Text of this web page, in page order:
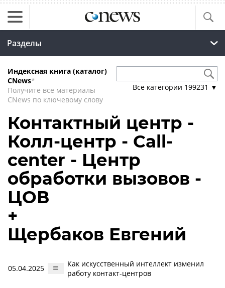
Разделы
Индексная книга (каталог)
CNews*
Получите все материалы
CNews по ключевому слову
Все категории 199231 ▼
Контактный центр -
Колл-центр - Call-
center - Центр
обработки вызовов -
ЦОВ
+
Щербаков Евгений
05.04.2025
Как искусственный интеллект изменил
работу контакт-центров